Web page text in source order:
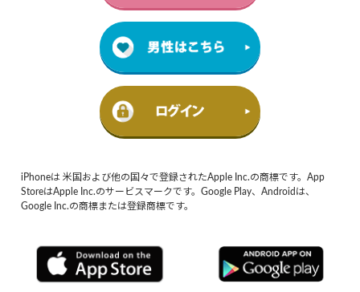
iPhoneは 米国および他の国々で登録されたApple Inc.の商標です。App
StoreはApple Inc.のサービスマークです。Google Play、Androidは、
Google Inc.の商標または登録商標です。